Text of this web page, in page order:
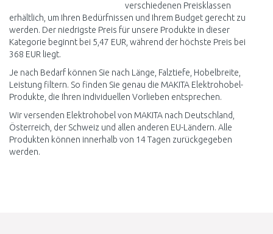
verschiedenen Preisklassen
erhältlich, um Ihren Bedürfnissen und Ihrem Budget gerecht zu
werden. Der niedrigste Preis für unsere Produkte in dieser
Kategorie beginnt bei 5,47 EUR, während der höchste Preis bei
368 EUR liegt.
Je nach Bedarf können Sie nach Länge, Falztiefe, Hobelbreite,
Leistung filtern. So finden Sie genau die MAKITA Elektrohobel-
Produkte, die Ihren individuellen Vorlieben entsprechen.
Wir versenden Elektrohobel von MAKITA nach Deutschland,
Österreich, der Schweiz und allen anderen EU-Ländern. Alle
Produkten können innerhalb von 14 Tagen zurückgegeben
werden.